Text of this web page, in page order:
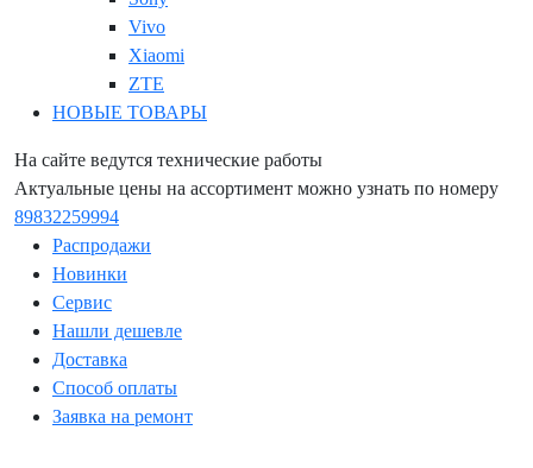
Vivo
Xiaomi
ZTE
НОВЫЕ ТОВАРЫ
На сайте ведутся технические работы
Актуальные цены на ассортимент можно узнать по номеру
89832259994
Распродажи
Новинки
Сервис
Нашли дешевле
Доставка
Способ оплаты
Заявка на ремонт